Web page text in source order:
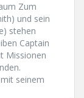
Zum
und sein
stehen
Captain
Missionen
seinem